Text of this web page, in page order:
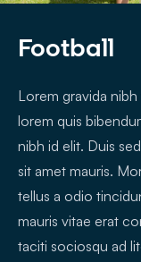
Football
Lorem gravida
lorem quis
nibh id elit. Duis
sit amet mauris.
tellus a odio
mauris vitae erat
taciti sociosqu ad